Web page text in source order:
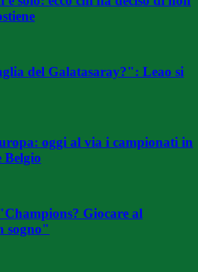
del Galatasaray?": Leao si
oggi al via i campionati in
Belgio
Giocare al
sogno"